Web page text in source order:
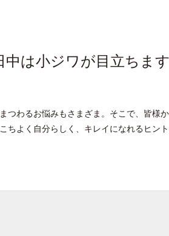
は小ジワが目立ちま
つわるお悩みもさまざま。そこで、皆様
ちよく自分らしく、キレイになれるヒン